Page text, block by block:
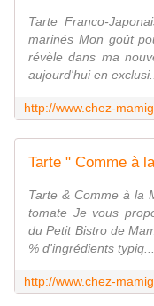
Tarte Franco-
marinés Mon goût
révèle dans ma
aujourd'hui en exclusi...
Tarte & Comme à la
tomate Je vous
du Petit Bistro de
% d'ingrédients typiq...